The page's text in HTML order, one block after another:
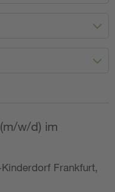
w/d) im
Frankfurt,